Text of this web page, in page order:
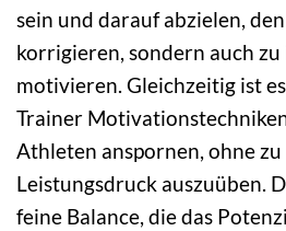
sein und darauf abzielen,
korrigieren, sondern auch
motivieren. Gleichzeitig ist
Trainer
Athleten anspornen, ohne
Leistungsdruck auszuüben.
feine Balance, die das